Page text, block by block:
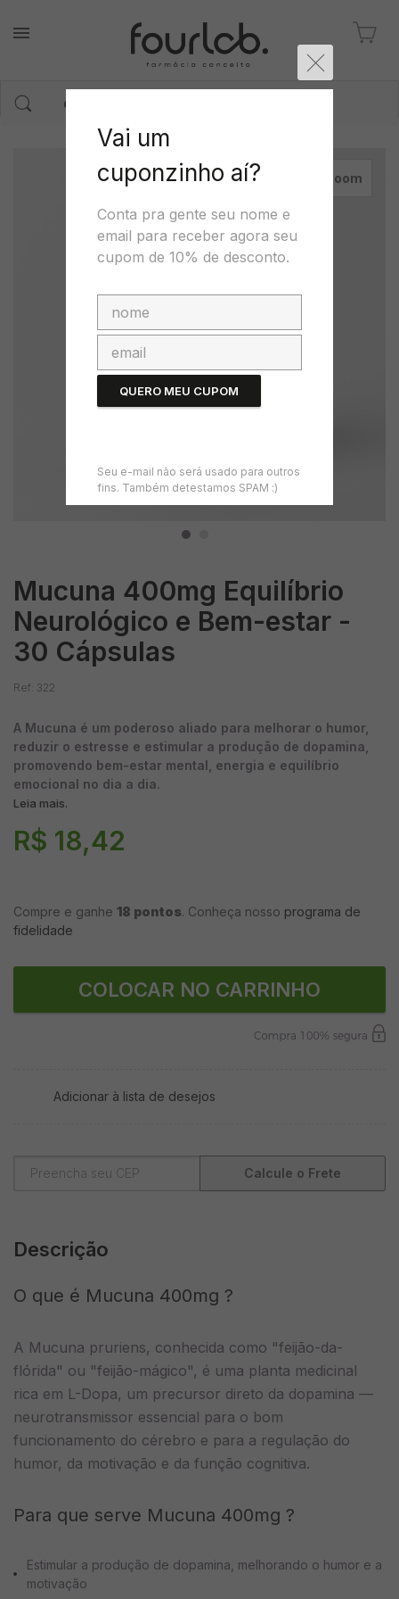
zoom
Mucuna 400mg Equilíbrio
Neurológico e Bem-estar -
30 Cápsulas
Ref: 322
A Mucuna é um poderoso aliado para melhorar o humor,
reduzir o estresse e estimular a produção de dopamina,
promovendo bem-estar mental, energia e equilíbrio
emocional no dia a dia.
Leia mais.
R$ 18,42
Compre e ganhe 18 pontos. Conheça nosso programa de
fidelidade
COLOCAR NO CARRINHO
Adicionar à lista de desejos
Calcule o Frete
Descrição
O que é Mucuna 400mg ?
A Mucuna pruriens, conhecida como "feijão-da-
flórida" ou "feijão-mágico", é uma planta medicinal
rica em L-Dopa, um precursor direto da dopamina —
neurotransmissor essencial para o bom
funcionamento do cérebro e para a regulação do
humor, da motivação e da função cognitiva.
Para que serve Mucuna 400mg ?
Estimular a produção de dopamina, melhorando o humor e a
motivação
Vai um
cuponzinho aí?
Conta pra gente seu nome e
email para receber agora seu
cupom de 10% de desconto.
QUERO MEU CUPOM
Seu e-mail não será usado para outros
fins. Também detestamos SPAM :)